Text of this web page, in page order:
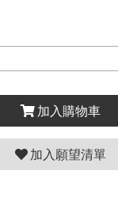
加入購物車
加入願望清單